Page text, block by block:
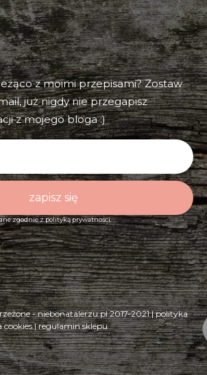
z moimi przepisami? Zostaw
już nigdy nie przegapisz
z mojego bloga :)
zapisz się
zgodnie zpolityką prywatności.
- niebonatalerzu.pl 2017-2021 |polityka
cookies|regulamin sklepu